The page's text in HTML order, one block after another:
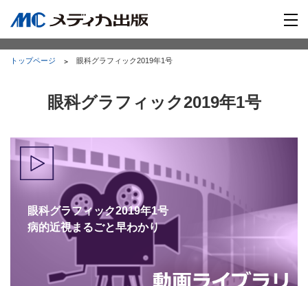
トップページ 眼科グラフィック2019年1号
眼科グラフィック2019年1号
眼科グラフィック2019年1号
病的近視まるごと早わかり